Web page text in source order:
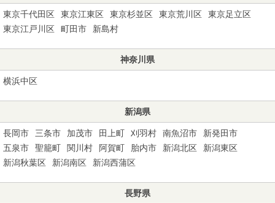
東京千代田区 東京江東区 東京杉並区 東京荒川区
東京足立区
東京江戸川区
町田市 新島村
神奈川県
横浜中区
新潟県
長岡市 三条市 加茂市 田上町 刈羽村 南魚沼市
新発田市
五泉市
聖籠町 関川村 阿賀町 胎内市 新潟北区
新潟東区
新潟秋葉区
新潟南区 新潟西蒲区
長野県